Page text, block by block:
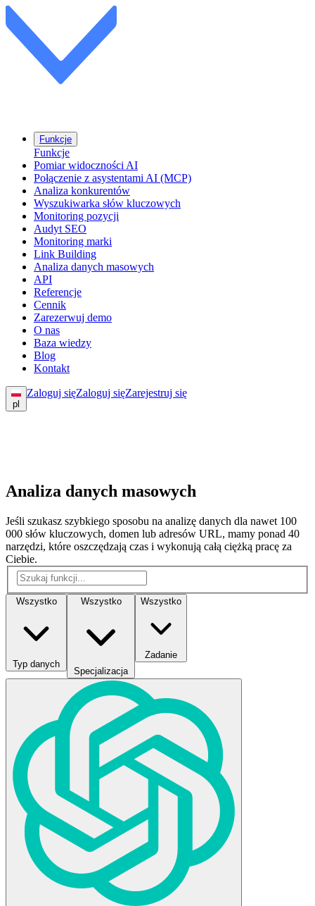
Funkcje
Funkcje
Pomiar widoczności AI
Połączenie z asystentami AI (MCP)
Analiza konkurentów
Wyszukiwarka słów kluczowych
Monitoring pozycji
Audyt SEO
Monitoring marki
Link Building
Analiza danych masowych
API
Referencje
Cennik
Zarezerwuj demo
O nas
Baza wiedzy
Blog
Kontakt
pl
Zaloguj sięZaloguj sięZarejestruj się
Analiza danych masowych
Jeśli szukasz szybkiego sposobu na analizę danych dla nawet 100
000 słów kluczowych, domen lub adresów URL, mamy ponad 40
narzędzi, które oszczędzają czas i wykonują całą ciężką pracę za
Ciebie.
Wszystko
Typ danych
Wszystko
Specjalizacja
Wszystko
Zadanie